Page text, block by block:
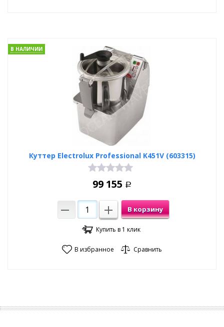
Куттер Electrolux Professional K451V (603315)
В НАЛИЧИИ
99 155 Р
В корзину
Купить в 1 клик
В избранное Сравнить